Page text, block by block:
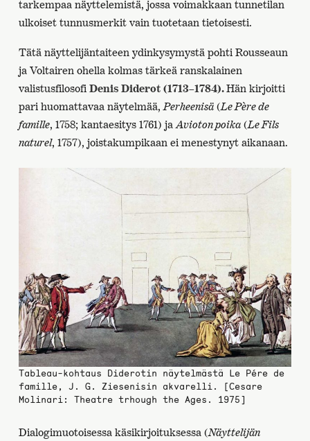
tarkempaa näyttelemistä, jossa voimakkaan tunnetilan
ulkoiset tunnusmerkit vain tuotetaan tietoisesti.
Tätä näyttelijäntaiteen ydinkysymystä pohti Rousseaun
ja Voltairen ohella kolmas tärkeä ranskalainen
valistusfilosofi Denis Diderot (1713–1784).Hän kirjoitti
pari huomattavaa näytelmää, Perheenisä(Le Père de
famille, 1758; kantaesitys 1761) ja Avioton poika(Le Fils
naturel, 1757), joistakumpikaan ei menestynyt aikanaan.
Tableau-kohtaus Diderotin näytelmästä Le Pére de
famille, J. G. Ziesenisin akvarelli. [Cesare
Molinari: Theatre trhough the Ages. 1975]
Dialogimuotoisessa käsikirjoituksessa (Näyttelijän